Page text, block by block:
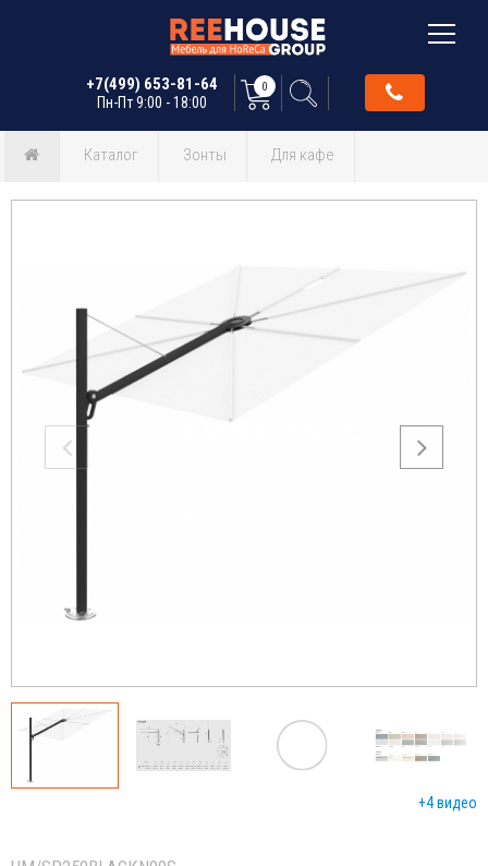
+7(499) 653-81-64
Пн-Пт 9:00 - 18:00
0
Каталог Зонты Для кафе
+4 видео